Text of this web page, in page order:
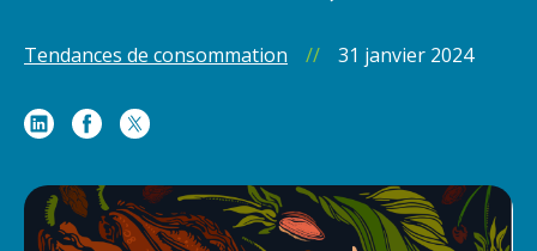
Tendances de consommation // 31 janvier 2024
Share
LinkedIn
Share
Facebook
Share
X